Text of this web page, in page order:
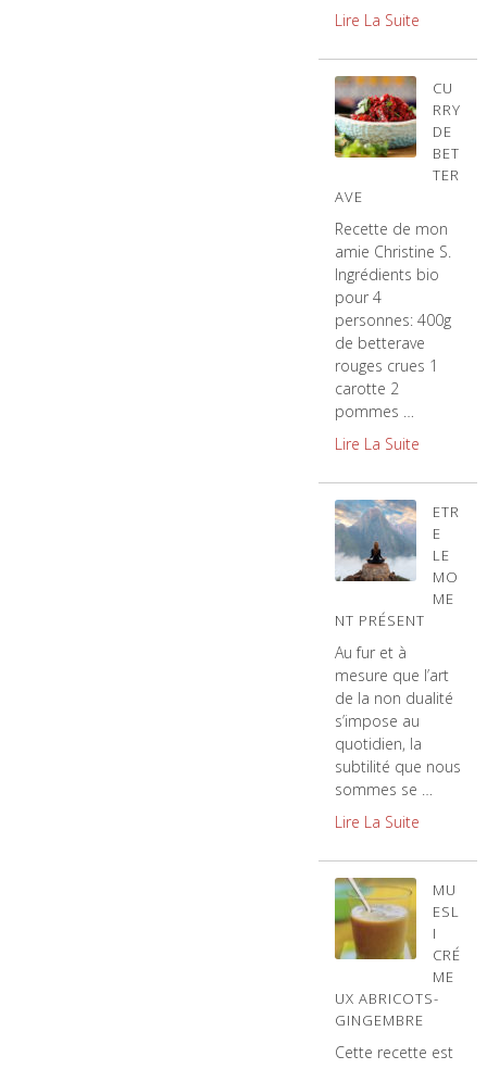
Lire La Suite
CU
RRY
DE
BET
TER
AVE
Recette de mon
amie Christine S.
Ingrédients bio
pour 4
personnes: 400g
de betterave
rouges crues 1
carotte 2
pommes …
Lire La Suite
ETR
E
LE
MO
ME
NT PRÉSENT
Au fur et à
mesure que l’art
de la non dualité
s’impose au
quotidien, la
subtilité que nous
sommes se …
Lire La Suite
MU
ESL
I
CRÉ
ME
UX ABRICOTS-
GINGEMBRE
Cette recette est